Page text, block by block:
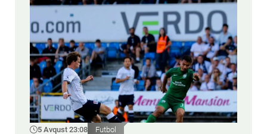
5 Avqust 23:08 Futbol